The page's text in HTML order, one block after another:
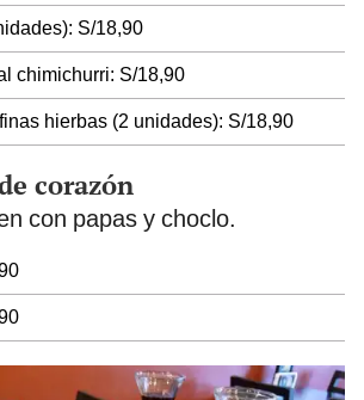
S/18,90
chimichurri: S/18,90
hierbas (2 unidades): S/18,90
corazón
con papas y choclo.